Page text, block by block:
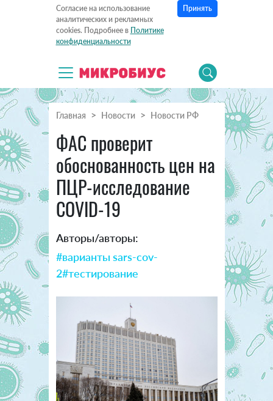
Согласие на использование
аналитических и рекламных
cookies. Подробнее в Политике
конфиденциальности
Принять
Главная Новости Новости РФ
ФАС проверит
обоснованность цен на
ПЦР-исследование
COVID-19
Авторы/авторы:
#варианты sars-cov-
2#тестирование